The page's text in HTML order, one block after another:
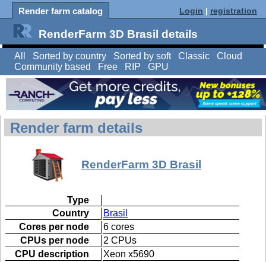
Render farm catalog Login | registration
RenderFarm 3D Brasil details
All Sorted by country Sorted by soft Classic
Cloud
Community based
Free RIP GPU
Render farm details
RenderFarm 3D Brasil
Type
Country
Brasil
Cores per node
6 cores
CPUs per node
2 CPUs
CPU description
Xeon x5690